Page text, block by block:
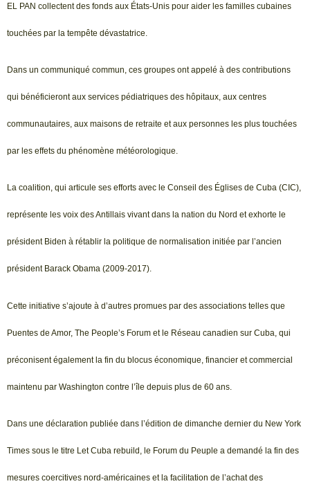
EL PAN collectent des fonds aux États-Unis pour aider les familles cubaines
touchées par la tempête dévastatrice.
Dans un communiqué commun, ces groupes ont appelé à des contributions
qui bénéficieront aux services pédiatriques des hôpitaux, aux centres
communautaires, aux maisons de retraite et aux personnes les plus touchées
par les effets du phénomène météorologique.
La coalition, qui articule ses efforts avec le Conseil des Églises de Cuba (CIC),
représente les voix des Antillais vivant dans la nation du Nord et exhorte le
président Biden à rétablir la politique de normalisation initiée par l’ancien
président Barack Obama (2009-2017).
Cette initiative s’ajoute à d’autres promues par des associations telles que
Puentes de Amor, The People’s Forum et le Réseau canadien sur Cuba, qui
préconisent également la fin du blocus économique, financier et commercial
maintenu par Washington contre l’île depuis plus de 60 ans.
Dans une déclaration publiée dans l’édition de dimanche dernier du New York
Times sous le titre Let Cuba rebuild, le Forum du Peuple a demandé la fin des
mesures coercitives nord-américaines et la facilitation de l’achat des